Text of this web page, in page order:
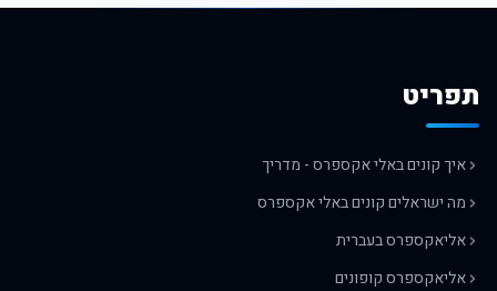
תפריט
איך קונים באלי אקספרס - מדריך
מה ישראלים קונים באלי אקספרס
אליאקספרס בעברית
אליאקספרס קופונים